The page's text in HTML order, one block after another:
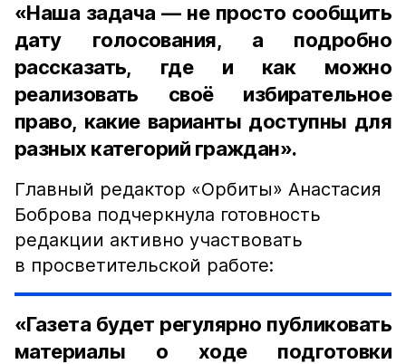
«Наша задача — не просто сообщить
дату голосования, а подробно
рассказать, где и как можно
реализовать своё избирательное
право, какие варианты доступны для
разных категорий граждан».
Главный редактор «Орбиты» Анастасия
Боброва подчеркнула готовность
редакции активно участвовать
в просветительской работе:
«Газета будет регулярно публиковать
материалы о ходе подготовки